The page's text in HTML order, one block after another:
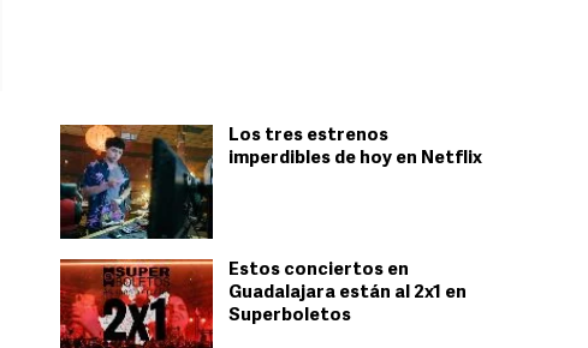
Los tres estrenos
imperdibles de hoy en Netflix
Estos conciertos en
Guadalajara están al 2x1 en
Superboletos